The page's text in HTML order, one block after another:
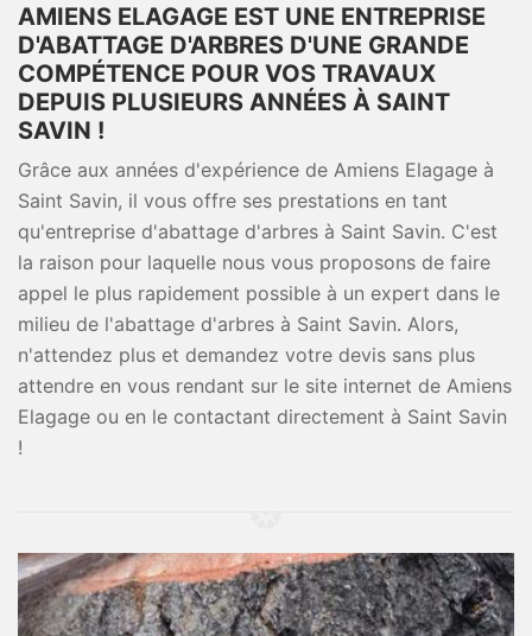
AMIENS ELAGAGE EST UNE ENTREPRISE
D'ABATTAGE D'ARBRES D'UNE GRANDE
COMPÉTENCE POUR VOS TRAVAUX
DEPUIS PLUSIEURS ANNÉES À SAINT
SAVIN !
Grâce aux années d'expérience de Amiens Elagage à
Saint Savin, il vous offre ses prestations en tant
qu'entreprise d'abattage d'arbres à Saint Savin. C'est
la raison pour laquelle nous vous proposons de faire
appel le plus rapidement possible à un expert dans le
milieu de l'abattage d'arbres à Saint Savin. Alors,
n'attendez plus et demandez votre devis sans plus
attendre en vous rendant sur le site internet de Amiens
Elagage ou en le contactant directement à Saint Savin
!